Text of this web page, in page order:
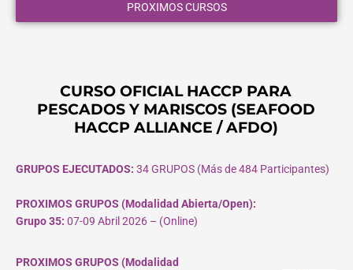
PROXIMOS CURSOS
CURSO OFICIAL HACCP PARA
PESCADOS Y MARISCOS (SEAFOOD
HACCP ALLIANCE / AFDO)
GRUPOS EJECUTADOS: 34 GRUPOS (Más de 484 Participantes)
PROXIMOS GRUPOS (Modalidad Abierta/Open):
Grupo 35: 07-09 Abril 2026 – (Online)
PROXIMOS GRUPOS (Modalidad